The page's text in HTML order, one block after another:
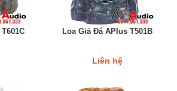
Loa Giả Đá APlus T501B
Liên hệ